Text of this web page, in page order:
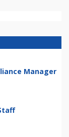
Manager